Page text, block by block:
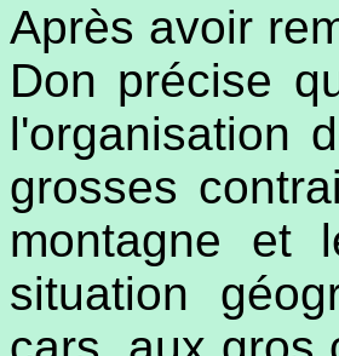
Après avoir
Don précise
l'organisation
grosses
montagne et
situation